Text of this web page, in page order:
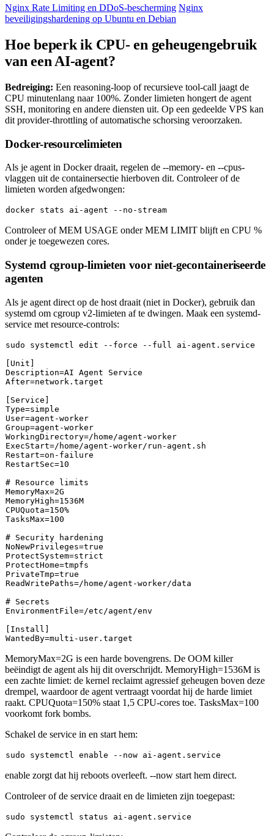
Nginx Rate Limiting en DDoS-bescherming Nginx
beveiligingshardening op Ubuntu en Debian
Hoe beperk ik CPU- en geheugengebruik
van een AI-agent?
Bedreiging: Een reasoning-loop of recursieve tool-call jaagt de
CPU minutenlang naar 100%. Zonder limieten hongert de agent
SSH, monitoring en andere diensten uit. Op een gedeelde VPS kan
dit provider-throttling of automatische schorsing veroorzaken.
Docker-resourcelimieten
Als je agent in Docker draait, regelen de --memory- en --cpus-
vlaggen uit de containersectie hierboven dit. Controleer of de
limieten worden afgedwongen:
Controleer ofMEM USAGE onderMEM LIMIT blijft en CPU %
onder je toegewezen cores.
Systemd cgroup-limieten voor niet-gecontaineriseerde
agenten
Als je agent direct op de host draait (niet in Docker), gebruik dan
systemd om cgroup v2-limieten af te dwingen. Maak een systemd-
service met resource-controls:
sudo
[Unit]
Description
After=network.target
[Service]
Type
User
Group
WorkingDirectory
ExecStart
Restart=on
RestartSec=10
# Resource limits
MemoryMax=2
MemoryHigh=1536
CPUQuota=150
TasksMax=100
# Security hardening
NoNewPrivileges=true
ProtectSystem
ProtectHome
PrivateTmp=true
ReadWritePaths=/home/agent-worker/data
# Secrets
EnvironmentFile=/etc/agent/env
[Install]
WantedBy
MemoryMax=2G is een harde bovengrens. De OOM killer
beëindigt de agent als hij dit overschrijdt. MemoryHigh=1536M is
een zachte limiet: de kernel reclaimt agressief geheugen boven deze
drempel, waardoor de agent vertraagt voordat hij de harde limiet
raakt. CPUQuota=150% staat 1,5 CPU-cores toe. TasksMax=100
voorkomt fork bombs.
Schakel de service in en start hem:
sudo systemctl enable
enable zorgt dat hij reboots overleeft. --now start hem direct.
Controleer of de service draait en de limieten zijn toegepast:
sudo